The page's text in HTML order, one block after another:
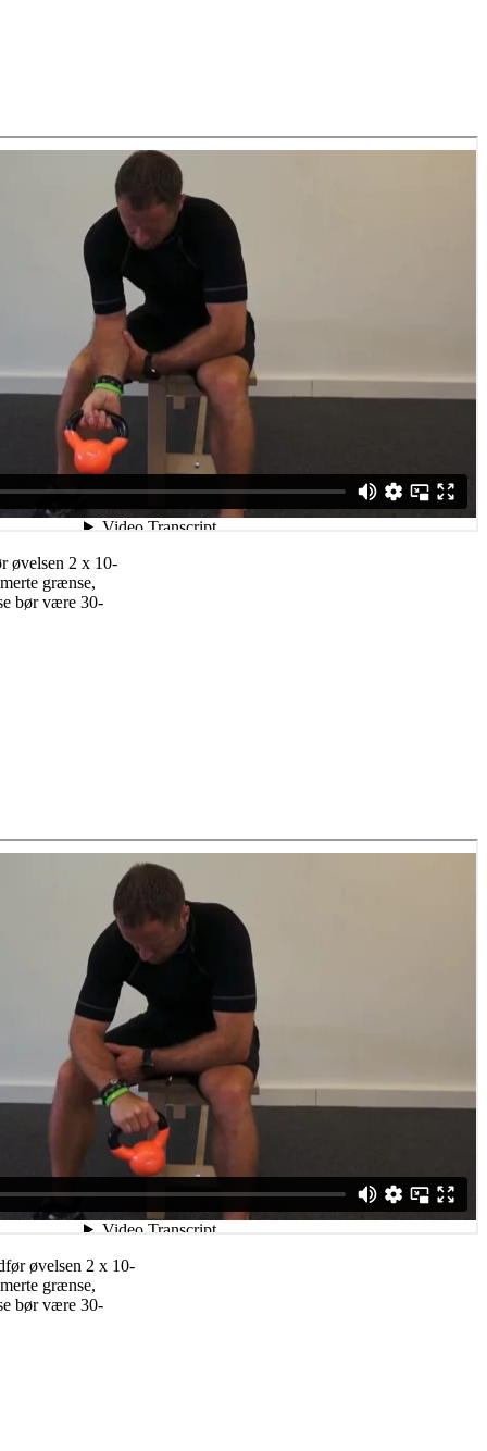
øvelsen 2 x 10-
grænse,
bør være 30-
øvelsen 2 x 10-
grænse,
bør være 30-